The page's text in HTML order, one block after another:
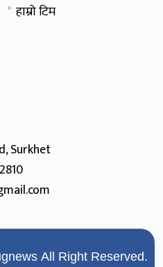
हाम्रो टिम
Surkhet
All Right Reserved.